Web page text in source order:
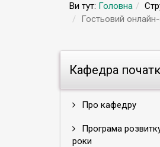
Ви тут: Головна
Гостьовий онлайн-
Кафедра
Про кафедру
Програма
роки